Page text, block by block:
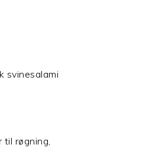
svinesalami
røgning,